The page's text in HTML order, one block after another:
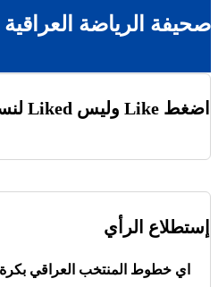
صحيفة الرياضة العراقية
اضغط Like وليس Liked لنستمر بالنشر
إستطلاع الرأي
اي خطوط المنتخب العراقي